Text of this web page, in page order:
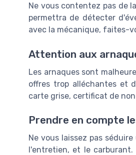
Ne vous contentez pas de
permettra de détecter
avec la mécanique, faites-
Attention aux
Les arnaques sont
offres trop alléchantes et
carte grise, certificat de
Prendre en compte
Ne vous laissez pas
l'entretien, et le carburant.